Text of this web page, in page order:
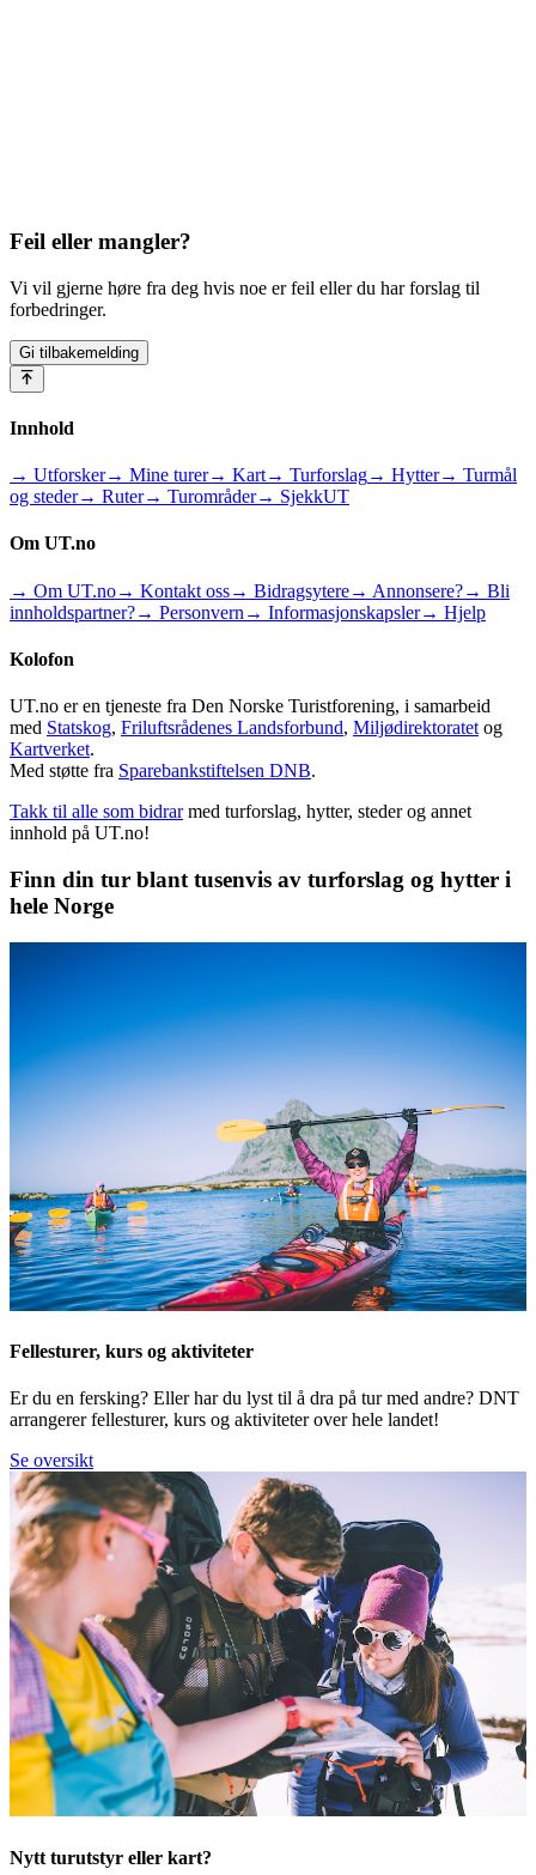
Feil eller mangler?
Vi vil gjerne høre fra deg hvis noe er feil eller du har forslag til
forbedringer.
Gi tilbakemelding
Innhold
→ Utforsker→ Mine turer→ Kart→ Turforslag→ Hytter→ Turmål
og steder→ Ruter→ Turområder→ SjekkUT
Om UT.no
→ Om UT.no→ Kontakt oss→ Bidragsytere→ Annonsere?→ Bli
innholdspartner?→ Personvern → Informasjonskapsler→ Hjelp
Kolofon
UT.no er en tjeneste fra Den Norske Turistforening, i samarbeid
med Statskog, Friluftsrådenes Landsforbund, Miljødirektoratet og
Kartverket.
Med støtte fra Sparebankstiftelsen DNB.
Takk til alle som bidrar med turforslag, hytter, steder og annet
innhold på UT.no!
Finn din tur blant tusenvis av turforslag og hytter i
hele Norge
Fellesturer, kurs og aktiviteter
Er du en fersking? Eller har du lyst til å dra på tur med andre? DNT
arrangerer fellesturer, kurs og aktiviteter over hele landet!
Se oversikt
Nytt turutstyr eller kart?